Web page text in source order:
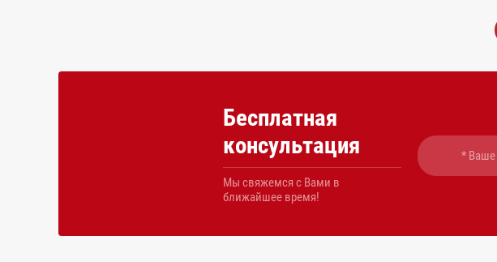
Бесплатная
консультация
Мы свяжемся с Вами в
ближайшее время!